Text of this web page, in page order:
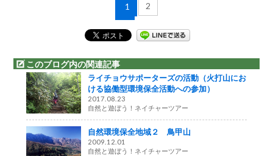
1 2
このブログ内の関連記事
ライチョウサポーターズの活動（火打山にお
ける協働型環境保全活動への参加）
2017.08.23
自然と遊ぼう！ネイチャーツアー
自然環境保全地域２ 鳥甲山
2009.12.01
自然と遊ぼう！ネイチャーツアー